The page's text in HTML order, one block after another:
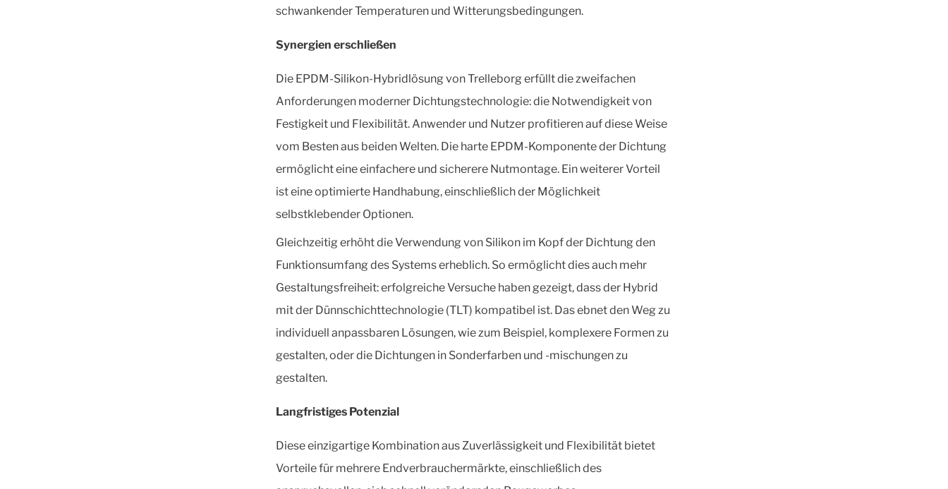
schwankender Temperaturen und Witterungsbedingungen.
Synergien erschließen
Die EPDM-Silikon-Hybridlösung von Trelleborg erfüllt die zweifachen
Anforderungen moderner Dichtungstechnologie: die Notwendigkeit von
Festigkeit und Flexibilität. Anwender und Nutzer profitieren auf diese Weise
vom Besten aus beiden Welten. Die harte EPDM-Komponente der Dichtung
ermöglicht eine einfachere und sicherere Nutmontage. Ein weiterer Vorteil
ist eine optimierte Handhabung, einschließlich der Möglichkeit
selbstklebender Optionen.
Gleichzeitig erhöht die Verwendung von Silikon im Kopf der Dichtung den
Funktionsumfang des Systems erheblich. So ermöglicht dies auch mehr
Gestaltungsfreiheit: erfolgreiche Versuche haben gezeigt, dass der Hybrid
mit der Dünnschichttechnologie (TLT) kompatibel ist. Das ebnet den Weg zu
individuell anpassbaren Lösungen, wie zum Beispiel, komplexere Formen zu
gestalten, oder die Dichtungen in Sonderfarben und -mischungen zu
gestalten.
Langfristiges Potenzial
Diese einzigartige Kombination aus Zuverlässigkeit und Flexibilität bietet
Vorteile für mehrere Endverbrauchermärkte, einschließlich des